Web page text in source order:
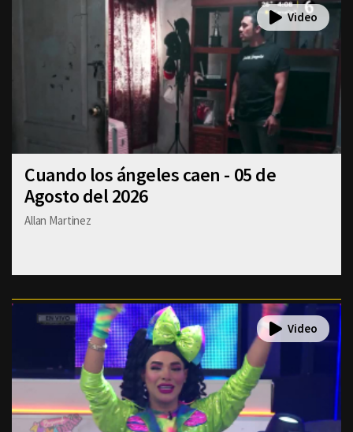
Cuando los ángeles caen - 05 de
Agosto del 2026
Allan Martinez